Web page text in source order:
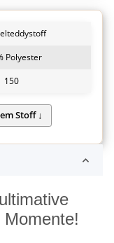
Polyester
150